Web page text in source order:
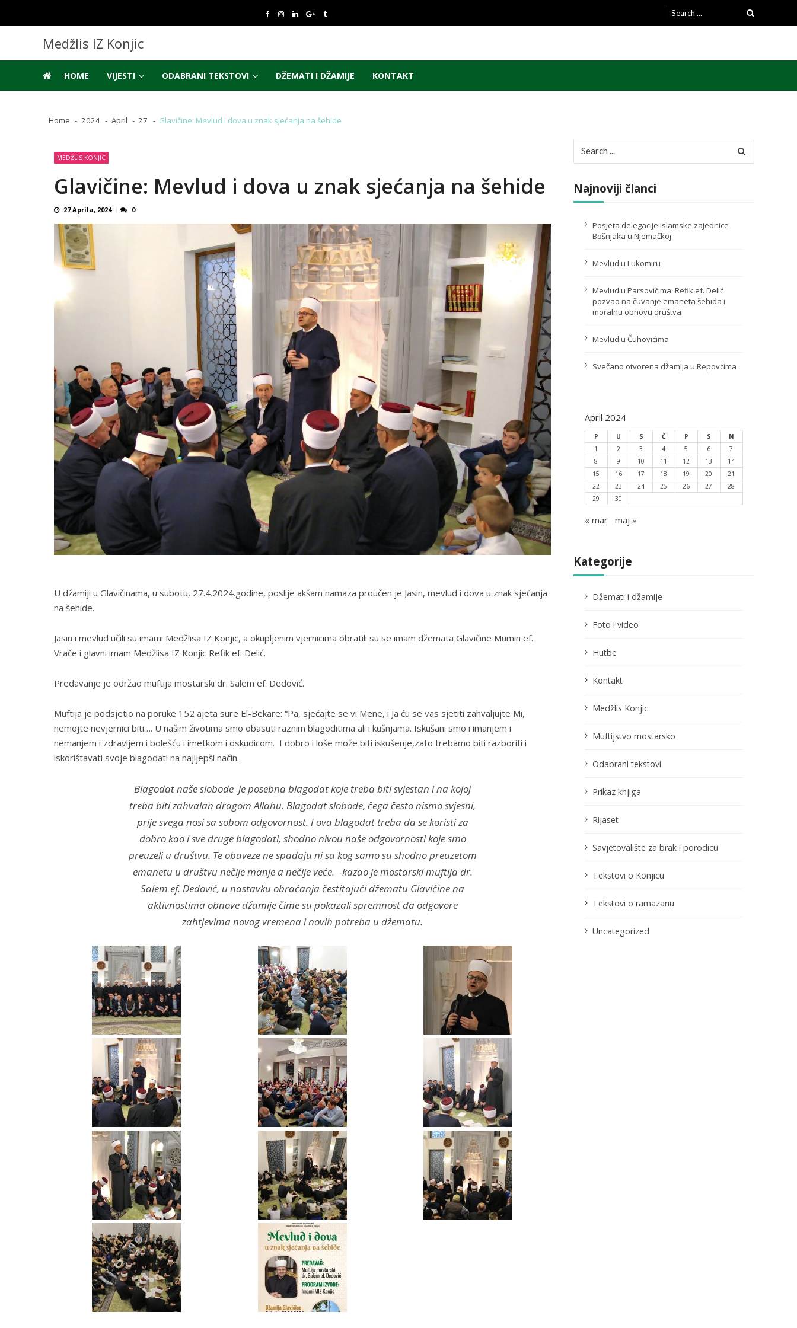
navigation
content
Search
for:
Medžlis IZ Konjic
HOME VIJESTI ODABRANI TEKSTOVI DŽEMATI I DŽAMIJE KONTAKT
Home 2024 April 27 Glavičine: Mevlud i dova u znak sjećanja na šehide
MEDŽLIS KONJIC
Glavičine: Mevlud i dova u znak sjećanja na šehide
27 Aprila, 2024 0
U džamiji u Glavičinama, u subotu, 27.4.2024.godine, poslije akšam namaza proučen je Jasin, mevlud i dova u znak sjećanja
na šehide.
Jasin i mevlud učili su imami Medžlisa IZ Konjic, a okupljenim vjernicima obratili su se imam džemata Glavičine Mumin ef.
Vrače i glavni imam Medžlisa IZ Konjic Refik ef. Delić.
Predavanje je održao muftija mostarski dr. Salem ef. Dedović.
Muftija je podsjetio na poruke 152 ajeta sure El-Bekare: “Pa, sjećajte se vi Mene, i Ja ću se vas sjetiti zahvaljujte Mi,
nemojte nevjernici biti…. U našim životima smo obasuti raznim blagoditima ali i kušnjama. Iskušani smo i imanjem i
nemanjem i zdravljem i bolešću i imetkom i oskudicom. I dobro i loše može biti iskušenje,zato trebamo biti razboriti i
iskorištavati svoje blagodati na najljepši način.
Blagodat naše slobode je posebna blagodat koje treba biti svjestan i na kojoj
treba biti zahvalan dragom Allahu. Blagodat slobode, čega često nismo svjesni,
prije svega nosi sa sobom odgovornost. I ova blagodat treba da se koristi za
dobro kao i sve druge blagodati, shodno nivou naše odgovornosti koje smo
preuzeli u društvu. Te obaveze ne spadaju ni sa kog samo su shodno preuzetom
emanetu u društvu nečije manje a nečije veće. -kazao je mostarski muftija dr.
Salem ef. Dedović, u nastavku obraćanja čestitajući džematu Glavičine na
aktivnostima obnove džamije čime su pokazali spremnost da odgovore
zahtjevima novog vremena i novih potreba u džematu.
for:
Najnoviji članci
Posjeta delegacije Islamske zajednice
Bošnjaka u Njemačkoj
Mevlud u Lukomiru
Mevlud u Parsovićima: Refik ef. Delić
pozvao na čuvanje emaneta šehida i
moralnu obnovu društva
Mevlud u Čuhovićima
Svečano otvorena džamija u Repovcima
April 2024
P U S Č P S
N
1
2 3 4 5 6
7
8
9 10 11 12 13
14
15
16 17 18 19 20
21
22
23 24 25 26 27
28
29
30
« mar maj »
Kategorije
Džemati i džamije
Foto i video
Hutbe
Kontakt
Medžlis Konjic
Muftijstvo mostarsko
Odabrani tekstovi
Prikaz knjiga
Rijaset
Savjetovalište za brak i porodicu
Tekstovi o Konjicu
Tekstovi o ramazanu
Uncategorized